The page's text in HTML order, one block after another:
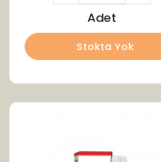
Adet
Stokta Yok